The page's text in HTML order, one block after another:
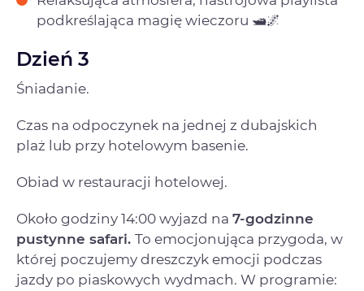
podkreślająca magię wieczoru 🛥️🌌
Dzień 3
Śniadanie.
Czas na odpoczynek na jednej z dubajskich
plaż lub przy hotelowym basenie.
Obiad w restauracji hotelowej.
Około godziny 14:00 wyjazd na 7-godzinne
pustynne safari. To emocjonująca przygoda, w
której poczujemy dreszczyk emocji podczas
jazdy po piaskowych wydmach. W programie: